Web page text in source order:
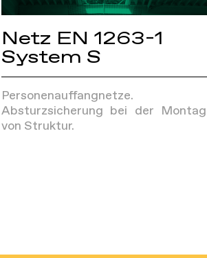
Netz EN 1263-1
System S
Personenauffangnetze.
Absturzsicherung bei der
von Struktur.